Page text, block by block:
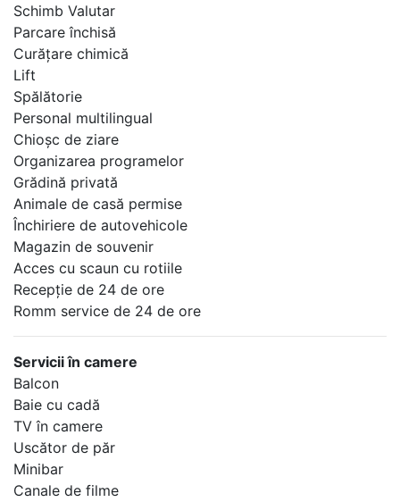
Schimb Valutar
Parcare închisă
Curăţare chimică
Lift
Spălătorie
Personal multilingual
Chioşc de ziare
Organizarea programelor
Grădină privată
Animale de casă permise
Închiriere de autovehicole
Magazin de souvenir
Acces cu scaun cu rotiile
Recepţie de 24 de ore
Romm service de 24 de ore
Servicii în camere
Balcon
Baie cu cadă
TV în camere
Uscător de păr
Minibar
Canale de filme